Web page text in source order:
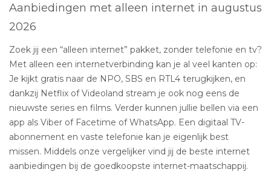
Aanbiedingen met alleen internet in augustus
2026
Zoek jij een “alleen internet” pakket, zonder telefonie en tv?
Met alleen een internetverbinding kan je al veel kanten op:
Je kijkt gratis naar de NPO, SBS en RTL4 terugkijken, en
dankzij Netflix of Videoland stream je ook nog eens de
nieuwste series en films. Verder kunnen jullie bellen via een
app als Viber of Facetime of WhatsApp. Een digitaal TV-
abonnement en vaste telefonie kan je eigenlijk best
missen. Middels onze vergelijker vind jij de beste internet
aanbiedingen bij de goedkoopste internet-maatschappij.